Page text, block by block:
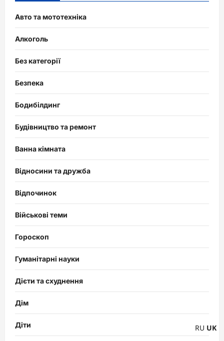
Авто та мототехніка
Алкоголь
Без категорії
Безпека
Бодибілдинг
Будівництво та ремонт
Ванна кімната
Відносини та дружба
Відпочинок
Військові теми
Гороскоп
Гуманітарні науки
Дієти та схуднення
Дім
Діти RU UK